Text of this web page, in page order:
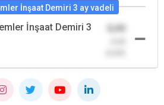
İnşaat Demiri 3 ay vadeli
İnşaat Demiri 3